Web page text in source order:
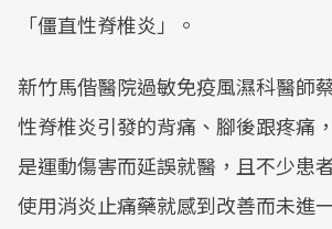
「僵直性脊椎炎」。
新竹馬偕醫院過敏免疫風濕科醫師
性脊椎炎引發的背痛、腳後跟疼痛
是運動傷害而延誤就醫，且不少患
使用消炎止痛藥就感到改善而未進